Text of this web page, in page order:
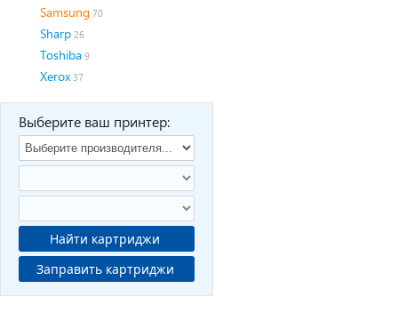
Samsung 70
Sharp 26
Toshiba 9
Xerox 37
Выберите ваш принтер:
Найти картриджи
Заправить картриджи